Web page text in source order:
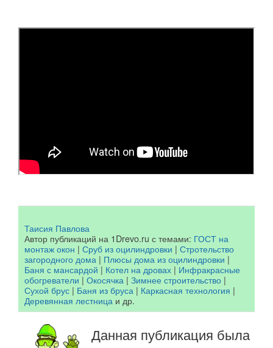
Таисия Павлова
Автор публикаций на 1Drevo.ru с темами: ГОСТ на
монтаж окон | Сруб из оцилиндровки | Стротельство
загородного дома | Плюсы дома из оцилиндровки |
Баня с мансардой | Котел на дровах | Инфракрасные
обогреватели | Окосячка | Зимнее строительство |
Сухой брус | Баня из бруса | Каркасная технология |
Деревянная лестница и др.
Данная публикация была